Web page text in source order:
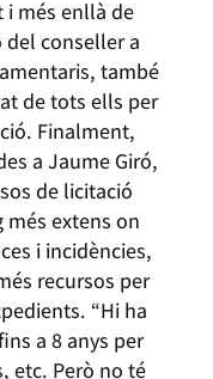
i més enllà de
conseller a
també
de tots ells per
Finalment,
a Jaume Giró,
de licitació
extens on
i incidències,
recursos per
“Hi ha
a 8 anys per
etc. Però no té